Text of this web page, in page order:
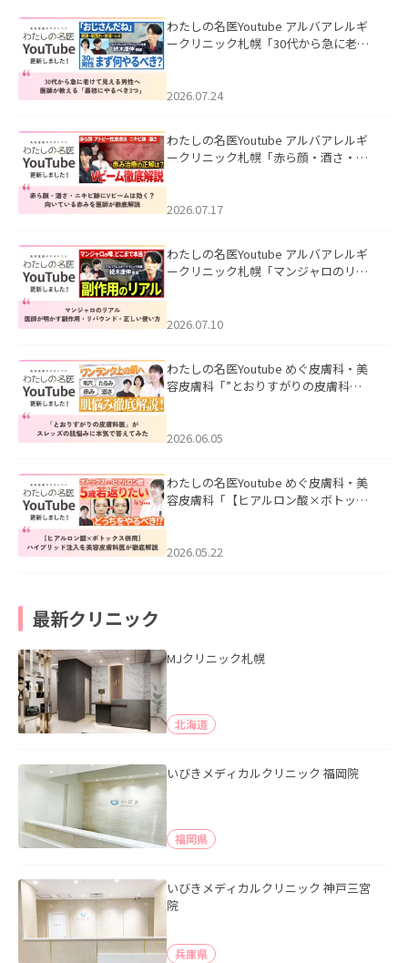
わたしの名医Youtube アルバアレルギ
ークリニック札幌「30代から急に老け
た。
2026.07.24
わたしの名医Youtube アルバアレルギ
ークリニック札幌「赤ら顔・酒さ・ニ
した。
2026.07.17
わたしの名医Youtube アルバアレルギ
ークリニック札幌「マンジャロのリア
た。
2026.07.10
わたしの名医Youtube めぐ皮膚科・美
容皮膚科「”とおりすがりの皮膚科
2026.06.05
わたしの名医Youtube めぐ皮膚科・美
容皮膚科「【ヒアルロン酸×ボトック
た。
2026.05.22
最新クリニック
MJクリニック札幌
北海道
いびきメディカルクリニック 福岡院
福岡県
いびきメディカルクリニック 神戸三宮
院
兵庫県